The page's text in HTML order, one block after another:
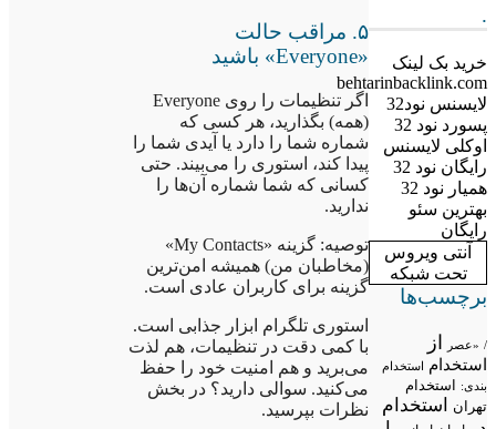
.
خرید بک لینک
behtarinbacklink.com
لایسنس نود32
پسورد نود 32
اوکلی لایسنس
رایگان نود 32
همیار نود 32
بهترین سئو
رایگان
آنتی ویروس
تحت شبکه
۵. مراقب حالت
«Everyone» باشید
اگر تنظیمات را روی Everyone
(همه) بگذارید، هر کسی که
شماره شما را دارد یا آیدی شما را
پیدا کند، استوری را می‌بیند. حتی
کسانی که شما شماره آن‌ها را
ندارید.
توصیه: گزینه «My Contacts»
(مخاطبان من) همیشه امن‌ترین
گزینه برای کاربران عادی است.
استوری تلگرام ابزار جذابی است.
با کمی دقت در تنظیمات، هم لذت
می‌برید و هم امنیت خود را حفظ
می‌کنید. سوالی دارید؟ در بخش
نظرات بپرسید.
برچسب‌ها
/ «عصر از
استخدام استخدام
بندی: استخدام
تهران
استخدام